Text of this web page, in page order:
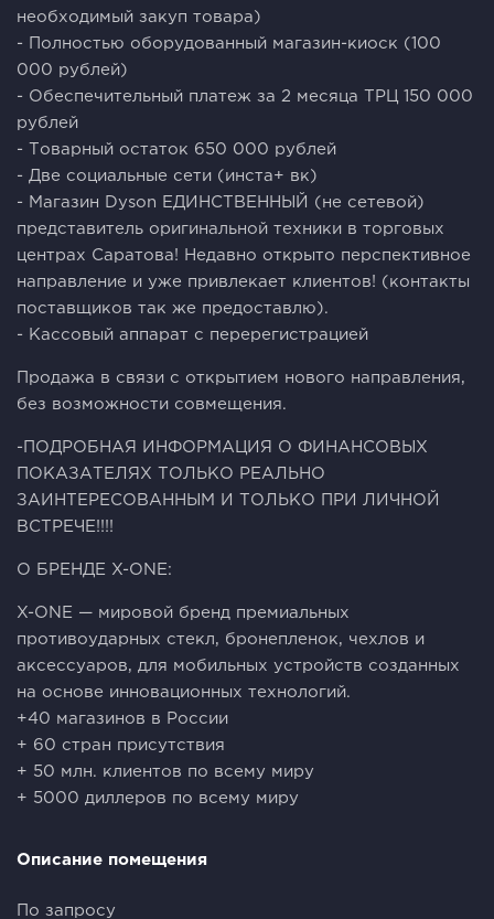
необходимый закуп товара)
- Полностью оборудованный магазин-киоск (100
000 рублей)
- Обеспечительный платеж за 2 месяца ТРЦ 150 000
рублей
- Товарный остаток 650 000 рублей
- Две социальные сети (инста+ вк)
- Магазин Dyson ЕДИНСТВЕННЫЙ (не сетевой)
представитель оригинальной техники в торговых
центрах Саратова! Недавно открыто перспективное
направление и уже привлекает клиентов! (контакты
поставщиков так же предоставлю).
- Кассовый аппарат с перерегистрацией
Продажа в связи с открытием нового направления,
без возможности совмещения.
-ПОДРОБНАЯ ИНФОРМАЦИЯ О ФИНАНСОВЫХ
ПОКАЗАТЕЛЯХ ТОЛЬКО РЕАЛЬНО
ЗАИНТЕРЕСОВАННЫМ И ТОЛЬКО ПРИ ЛИЧНОЙ
ВСТРЕЧЕ!!!!
О БРЕНДЕ X-ONE:
X-ONE — мировой бренд премиальных
противоударных стекл, бронепленок, чехлов и
аксессуаров, для мобильных устройств созданных
на основе инновационных технологий.
+40 магазинов в России
+ 60 стран присутствия
+ 50 млн. клиентов по всему миру
+ 5000 диллеров по всему миру
Описание помещения
По запросу